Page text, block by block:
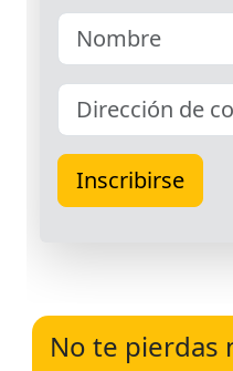
No te pierdas